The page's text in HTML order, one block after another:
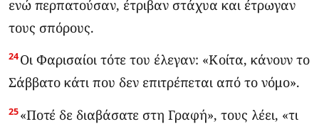
ενώ περπατούσαν, έτριβαν στάχυα και έτρωγαν
τους σπόρους.
24Οι Φαρισαίοι τότε του έλεγαν: «Κοίτα, κάνουν το
Σάββατο κάτι που δεν επιτρέπεται από το νόμο».
25«Ποτέ δε διαβάσατε στη Γραφή», τους λέει, «τι